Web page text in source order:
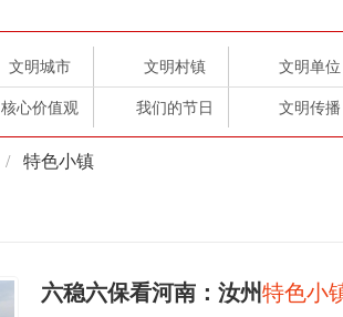
文明城市 文明村镇 文明单位
核心价值观 我们的节日 文明传播
特色小镇
六稳六保看河南：汝州特色小